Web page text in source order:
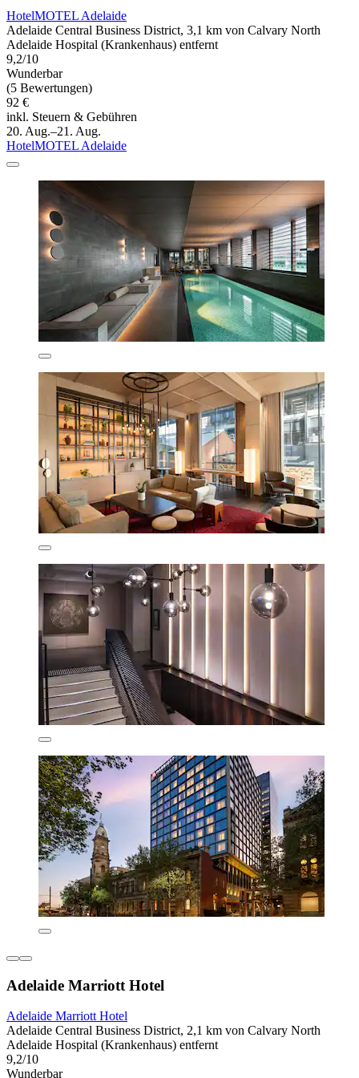
HotelMOTEL Adelaide
Adelaide Central Business District, 3,1 km von Calvary North
Adelaide Hospital (Krankenhaus) entfernt
9,2/10
Wunderbar
(5 Bewertungen)
92 €
inkl. Steuern & Gebühren
20. Aug.–21. Aug.
HotelMOTEL Adelaide
Adelaide Marriott Hotel
Adelaide Marriott Hotel
Adelaide Central Business District, 2,1 km von Calvary North
Adelaide Hospital (Krankenhaus) entfernt
9,2/10
Wunderbar